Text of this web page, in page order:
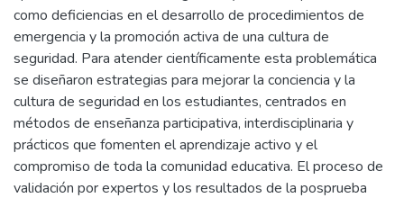
como deficiencias en el desarrollo de procedimientos de
emergencia y la promoción activa de una cultura de
seguridad. Para atender científicamente esta problemática
se diseñaron estrategias para mejorar la conciencia y la
cultura de seguridad en los estudiantes, centrados en
métodos de enseñanza participativa, interdisciplinaria y
prácticos que fomenten el aprendizaje activo y el
compromiso de toda la comunidad educativa. El proceso de
validación por expertos y los resultados de la posprueba